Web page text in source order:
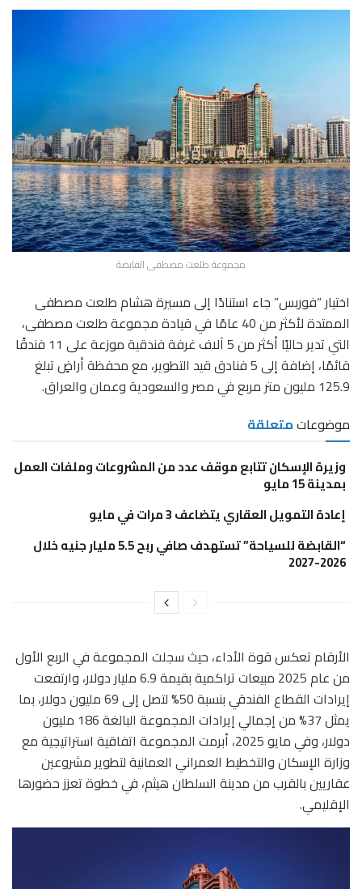
مجموعة طلعت مصطفى القابضة
اختيار “فوربس” جاء استنادًا إلى مسيرة هشام طلعت مصطفى
الممتدة لأكثر من 40 عامًا في قيادة مجموعة طلعت مصطفى،
التي تدير حاليًا أكثر من 5 آلاف غرفة فندقية موزعة على 11 فندقًا
قائمًا، إضافة إلى 5 فنادق قيد التطوير، مع محفظة أراضٍ تبلغ
125.9 مليون متر مربع في مصر والسعودية وعمان والعراق.
موضوعاتمتعلقة
وزيرة الإسكان تتابع موقف عدد من المشروعات وملفات العمل
بمدينة 15 مايو
إعادة التمويل العقاري يتضاعف 3 مرات في مايو
“القابضة للسياحة” تستهدف صافي ربح 5.5 مليار جنيه خلال
2026-2027
الأرقام تعكس قوة الأداء، حيث سجلت المجموعة في الربع الأول
من عام 2025 مبيعات تراكمية بقيمة 6.9 مليار دولار، وارتفعت
إيرادات القطاع الفندقي بنسبة 50% لتصل إلى 69 مليون دولار، بما
يمثل 37% من إجمالي إيرادات المجموعة البالغة 186 مليون
دولار، وفي مايو 2025، أبرمت المجموعة اتفاقية استراتيجية مع
وزارة الإسكان والتخطيط العمراني العمانية لتطوير مشروعين
عقاريين بالقرب من مدينة السلطان هيثم، في خطوة تعزز حضورها
الإقليمي.